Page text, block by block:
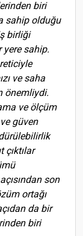
biri
sahip olduğu
birliği
sahip.
ve saha
önemliydi.
ve ölçüm
güven
son
ortağı
da bir
biri